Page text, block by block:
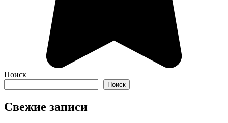
Поиск
Поиск
Свежие записи